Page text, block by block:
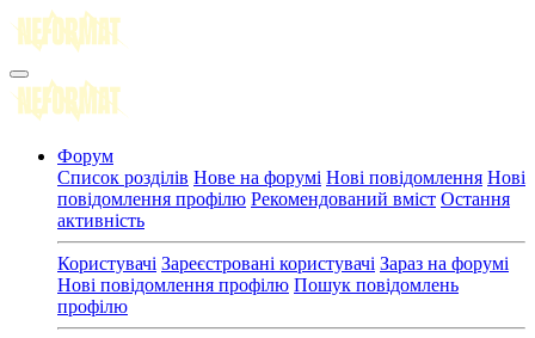
Форум
Список розділів Нове на форумі Нові повідомлення Нові
повідомлення профілю Рекомендований вміст Остання
активність
Користувачі Зареєстровані користувачі Зараз на форумі
Нові повідомлення профілю Пошук повідомлень
профілю